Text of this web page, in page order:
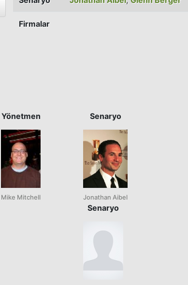
Firmalar
Yönetmen
Mike Mitchell
Senaryo
Jonathan Aibel
Senaryo